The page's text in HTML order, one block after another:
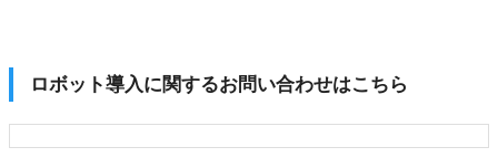
ロボット導入に関するお問い合わせはこちら